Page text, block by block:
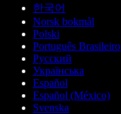
한국어
Norsk bokmål
Polski
Português Brasileiro
Русский
Українська
Español
Español (México)
Svenska